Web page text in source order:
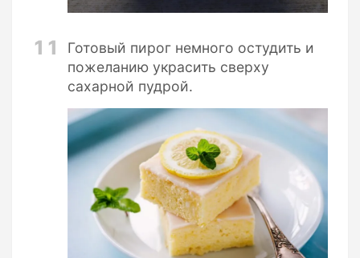
11
Готовый пирог немного остудить и
пожеланию украсить сверху
сахарной пудрой.